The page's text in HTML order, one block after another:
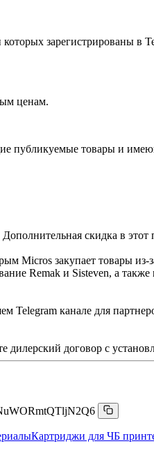
зарегистрированы в
ценам.
публикуемые товары и
скидка в этот
Micros закупает товары
Remak и Sisteven, а
Telegram канале для
договор с
Картриджи для ЧБ